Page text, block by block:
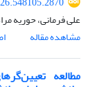
علی فرمانی، حوریه
مشاهده مقاله
مطالعه